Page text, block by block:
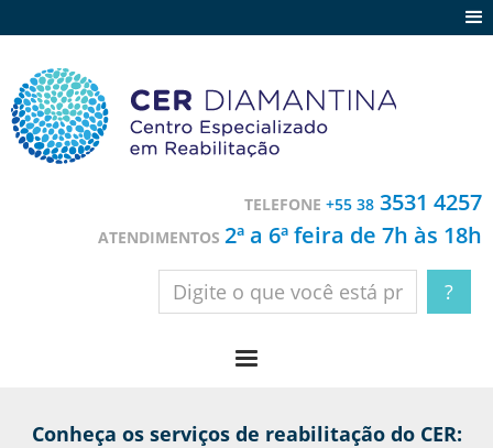
Contato
TELEFONE +55 38 3531 4257
ATENDIMENTOS 2ª a 6ª feira de 7h às 18h
Conheça os serviços de reabilitação do CER: